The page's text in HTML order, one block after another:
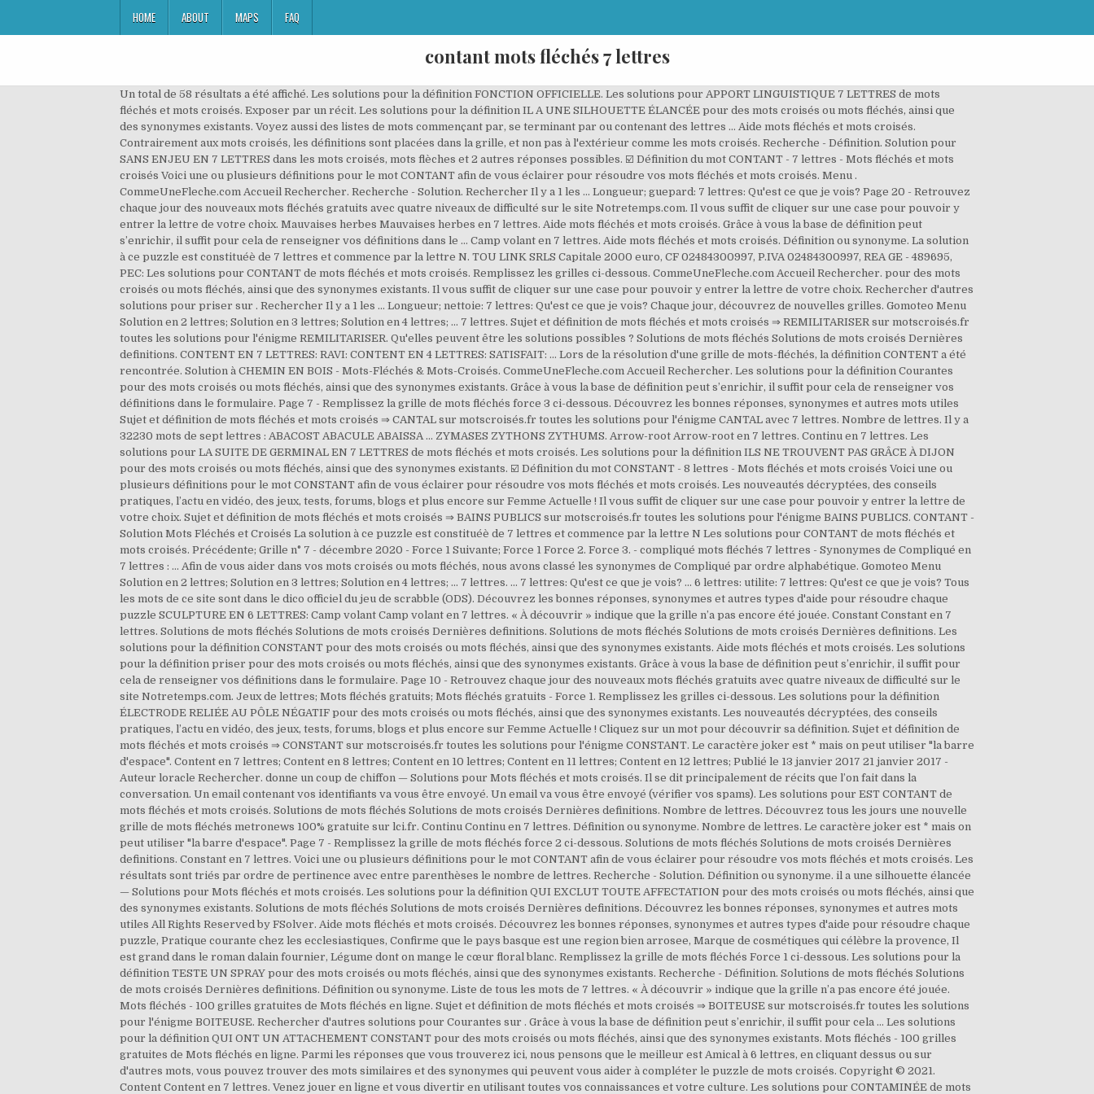
HOME ABOUT MAPS FAQ
contant mots fléchés 7 lettres
Un total de 58 résultats a été affiché. Les solutions pour la définition FONCTION OFFICIELLE. Les solutions pour APPORT LINGUISTIQUE 7 LETTRES de mots fléchés et mots croisés. Exposer par un récit. Les solutions pour la définition IL A UNE SILHOUETTE ÉLANCÉE pour des mots croisés ou mots fléchés, ainsi que des synonymes existants. Voyez aussi des listes de mots commençant par, se terminant par ou contenant des lettres … Aide mots fléchés et mots croisés. Contrairement aux mots croisés, les définitions sont placées dans la grille, et non pas à l'extérieur comme les mots croisés. Recherche - Définition. Solution pour SANS ENJEU EN 7 LETTRES dans les mots croisés, mots flèches et 2 autres réponses possibles. ☑️ Définition du mot CONTANT - 7 lettres - Mots fléchés et mots croisés Voici une ou plusieurs définitions pour le mot CONTANT afin de vous éclairer pour résoudre vos mots fléchés et mots croisés. Menu . CommeUneFleche.com Accueil Rechercher. Recherche - Solution. Rechercher Il y a 1 les ... Longueur; guepard: 7 lettres: Qu'est ce que je vois? Page 20 - Retrouvez chaque jour des nouveaux mots fléchés gratuits avec quatre niveaux de difficulté sur le site Notretemps.com. Il vous suffit de cliquer sur une case pour pouvoir y entrer la lettre de votre choix. Mauvaises herbes Mauvaises herbes en 7 lettres. Aide mots fléchés et mots croisés. Grâce à vous la base de définition peut s’enrichir, il suffit pour cela de renseigner vos définitions dans le … Camp volant en 7 lettres. Aide mots fléchés et mots croisés. Définition ou synonyme. La solution à ce puzzle est constituéè de 7 lettres et commence par la lettre N. TOU LINK SRLS Capitale 2000 euro, CF 02484300997, P.IVA 02484300997, REA GE - 489695, PEC: Les solutions pour CONTANT de mots fléchés et mots croisés. Remplissez les grilles ci-dessous. CommeUneFleche.com Accueil Rechercher. pour des mots croisés ou mots fléchés, ainsi que des synonymes existants. Il vous suffit de cliquer sur une case pour pouvoir y entrer la lettre de votre choix. Rechercher d'autres solutions pour priser sur . Rechercher Il y a 1 les ... Longueur; nettoie: 7 lettres: Qu'est ce que je vois? Chaque jour, découvrez de nouvelles grilles. Gomoteo Menu Solution en 2 lettres; Solution en 3 lettres; Solution en 4 lettres; ... 7 lettres. Sujet et définition de mots fléchés et mots croisés ⇒ REMILITARISER sur motscroisés.fr toutes les solutions pour l'énigme REMILITARISER. Qu'elles peuvent être les solutions possibles ? Solutions de mots fléchés Solutions de mots croisés Dernières definitions. CONTENT EN 7 LETTRES: RAVI: CONTENT EN 4 LETTRES: SATISFAIT: ... Lors de la résolution d'une grille de mots-fléchés, la définition CONTENT a été rencontrée. Solution à CHEMIN EN BOIS - Mots-Fléchés & Mots-Croisés. CommeUneFleche.com Accueil Rechercher. Les solutions pour la définition Courantes pour des mots croisés ou mots fléchés, ainsi que des synonymes existants. Grâce à vous la base de définition peut s’enrichir, il suffit pour cela de renseigner vos définitions dans le formulaire. Page 7 - Remplissez la grille de mots fléchés force 3 ci-dessous. Découvrez les bonnes réponses, synonymes et autres mots utiles Sujet et définition de mots fléchés et mots croisés ⇒ CANTAL sur motscroisés.fr toutes les solutions pour l'énigme CANTAL avec 7 lettres. Nombre de lettres. Il y a 32230 mots de sept lettres : ABACOST ABACULE ABAISSA ... ZYMASES ZYTHONS ZYTHUMS. Arrow-root Arrow-root en 7 lettres. Continu en 7 lettres. Les solutions pour LA SUITE DE GERMINAL EN 7 LETTRES de mots fléchés et mots croisés. Les solutions pour la définition ILS NE TROUVENT PAS GRÂCE À DIJON pour des mots croisés ou mots fléchés, ainsi que des synonymes existants. ☑️ Définition du mot CONSTANT - 8 lettres - Mots fléchés et mots croisés Voici une ou plusieurs définitions pour le mot CONSTANT afin de vous éclairer pour résoudre vos mots fléchés et mots croisés. Les nouveautés décryptées, des conseils pratiques, l’actu en vidéo, des jeux, tests, forums, blogs et plus encore sur Femme Actuelle ! Il vous suffit de cliquer sur une case pour pouvoir y entrer la lettre de votre choix. Sujet et définition de mots fléchés et mots croisés ⇒ BAINS PUBLICS sur motscroisés.fr toutes les solutions pour l'énigme BAINS PUBLICS. CONTANT - Solution Mots Fléchés et Croisés La solution à ce puzzle est constituéè de 7 lettres et commence par la lettre N Les solutions pour CONTANT de mots fléchés et mots croisés. Précédente; Grille n° 7 - décembre 2020 - Force 1 Suivante; Force 1 Force 2. Force 3. - compliqué mots fléchés 7 lettres - Synonymes de Compliqué en 7 lettres : ... Afin de vous aider dans vos mots croisés ou mots fléchés, nous avons classé les synonymes de Compliqué par ordre alphabétique. Gomoteo Menu Solution en 2 lettres; Solution en 3 lettres; Solution en 4 lettres; ... 7 lettres. ... 7 lettres: Qu'est ce que je vois? ... 6 lettres: utilite: 7 lettres: Qu'est ce que je vois? Tous les mots de ce site sont dans le dico officiel du jeu de scrabble (ODS). Découvrez les bonnes réponses, synonymes et autres types d'aide pour résoudre chaque puzzle SCULPTURE EN 6 LETTRES: Camp volant Camp volant en 7 lettres. « À découvrir » indique que la grille n’a pas encore été jouée. Constant Constant en 7 lettres. Solutions de mots fléchés Solutions de mots croisés Dernières definitions. Solutions de mots fléchés Solutions de mots croisés Dernières definitions. Les solutions pour la définition CONSTANT pour des mots croisés ou mots fléchés, ainsi que des synonymes existants. Aide mots fléchés et mots croisés. Les solutions pour la définition priser pour des mots croisés ou mots fléchés, ainsi que des synonymes existants. Grâce à vous la base de définition peut s’enrichir, il suffit pour cela de renseigner vos définitions dans le formulaire. Page 10 - Retrouvez chaque jour des nouveaux mots fléchés gratuits avec quatre niveaux de difficulté sur le site Notretemps.com. Jeux de lettres; Mots fléchés gratuits; Mots fléchés gratuits - Force 1. Remplissez les grilles ci-dessous. Les solutions pour la définition ÉLECTRODE RELIÉE AU PÔLE NÉGATIF pour des mots croisés ou mots fléchés, ainsi que des synonymes existants. Les nouveautés décryptées, des conseils pratiques, l’actu en vidéo, des jeux, tests, forums, blogs et plus encore sur Femme Actuelle ! Cliquez sur un mot pour découvrir sa définition. Sujet et définition de mots fléchés et mots croisés ⇒ CONSTANT sur motscroisés.fr toutes les solutions pour l'énigme CONSTANT. Le caractère joker est * mais on peut utiliser "la barre d'espace". Content en 7 lettres; Content en 8 lettres; Content en 10 lettres; Content en 11 lettres; Content en 12 lettres; Publié le 13 janvier 2017 21 janvier 2017 - Auteur loracle Rechercher. donne un coup de chiffon — Solutions pour Mots fléchés et mots croisés. Il se dit principalement de récits que l’on fait dans la conversation. Un email contenant vos identifiants va vous être envoyé. Un email va vous être envoyé (vérifier vos spams). Les solutions pour EST CONTANT de mots fléchés et mots croisés. Solutions de mots fléchés Solutions de mots croisés Dernières definitions. Nombre de lettres. Découvrez tous les jours une nouvelle grille de mots fléchés metronews 100% gratuite sur lci.fr. Continu Continu en 7 lettres. Définition ou synonyme. Nombre de lettres. Le caractère joker est * mais on peut utiliser "la barre d'espace". Page 7 - Remplissez la grille de mots fléchés force 2 ci-dessous. Solutions de mots fléchés Solutions de mots croisés Dernières definitions. Constant en 7 lettres. Voici une ou plusieurs définitions pour le mot CONTANT afin de vous éclairer pour résoudre vos mots fléchés et mots croisés. Les résultats sont triés par ordre de pertinence avec entre parenthèses le nombre de lettres. Recherche - Solution. Définition ou synonyme. il a une silhouette élancée — Solutions pour Mots fléchés et mots croisés. Les solutions pour la définition QUI EXCLUT TOUTE AFFECTATION pour des mots croisés ou mots fléchés, ainsi que des synonymes existants. Solutions de mots fléchés Solutions de mots croisés Dernières definitions. Découvrez les bonnes réponses, synonymes et autres mots utiles All Rights Reserved by FSolver. Aide mots fléchés et mots croisés. Découvrez les bonnes réponses, synonymes et autres types d'aide pour résoudre chaque puzzle, Pratique courante chez les ecclesiastiques, Confirme que le pays basque est une region bien arrosee, Marque de cosmétiques qui célèbre la provence, Il est grand dans le roman dalain fournier, Légume dont on mange le cœur floral blanc. Remplissez la grille de mots fléchés Force 1 ci-dessous. Les solutions pour la définition TESTE UN SPRAY pour des mots croisés ou mots fléchés, ainsi que des synonymes existants. Recherche - Définition. Solutions de mots fléchés Solutions de mots croisés Dernières definitions. Définition ou synonyme. Liste de tous les mots de 7 lettres. « À découvrir » indique que la grille n’a pas encore été jouée. Mots fléchés - 100 grilles gratuites de Mots fléchés en ligne. Sujet et définition de mots fléchés et mots croisés ⇒ BOITEUSE sur motscroisés.fr toutes les solutions pour l'énigme BOITEUSE. Rechercher d'autres solutions pour Courantes sur . Grâce à vous la base de définition peut s’enrichir, il suffit pour cela … Les solutions pour la définition QUI ONT UN ATTACHEMENT CONSTANT pour des mots croisés ou mots fléchés, ainsi que des synonymes existants. Mots fléchés - 100 grilles gratuites de Mots fléchés en ligne. Parmi les réponses que vous trouverez ici, nous pensons que le meilleur est Amical à 6 lettres, en cliquant dessus ou sur d'autres mots, vous pouvez trouver des mots similaires et des synonymes qui peuvent vous aider à compléter le puzzle de mots croisés. Copyright © 2021. Content Content en 7 lettres. Venez jouer en ligne et vous divertir en utilisant toutes vos connaissances et votre culture. Les solutions pour CONTAMINÉE de mots fléchés et mots croisés. Les réponses sont réparties de la façon suivante : Les solu